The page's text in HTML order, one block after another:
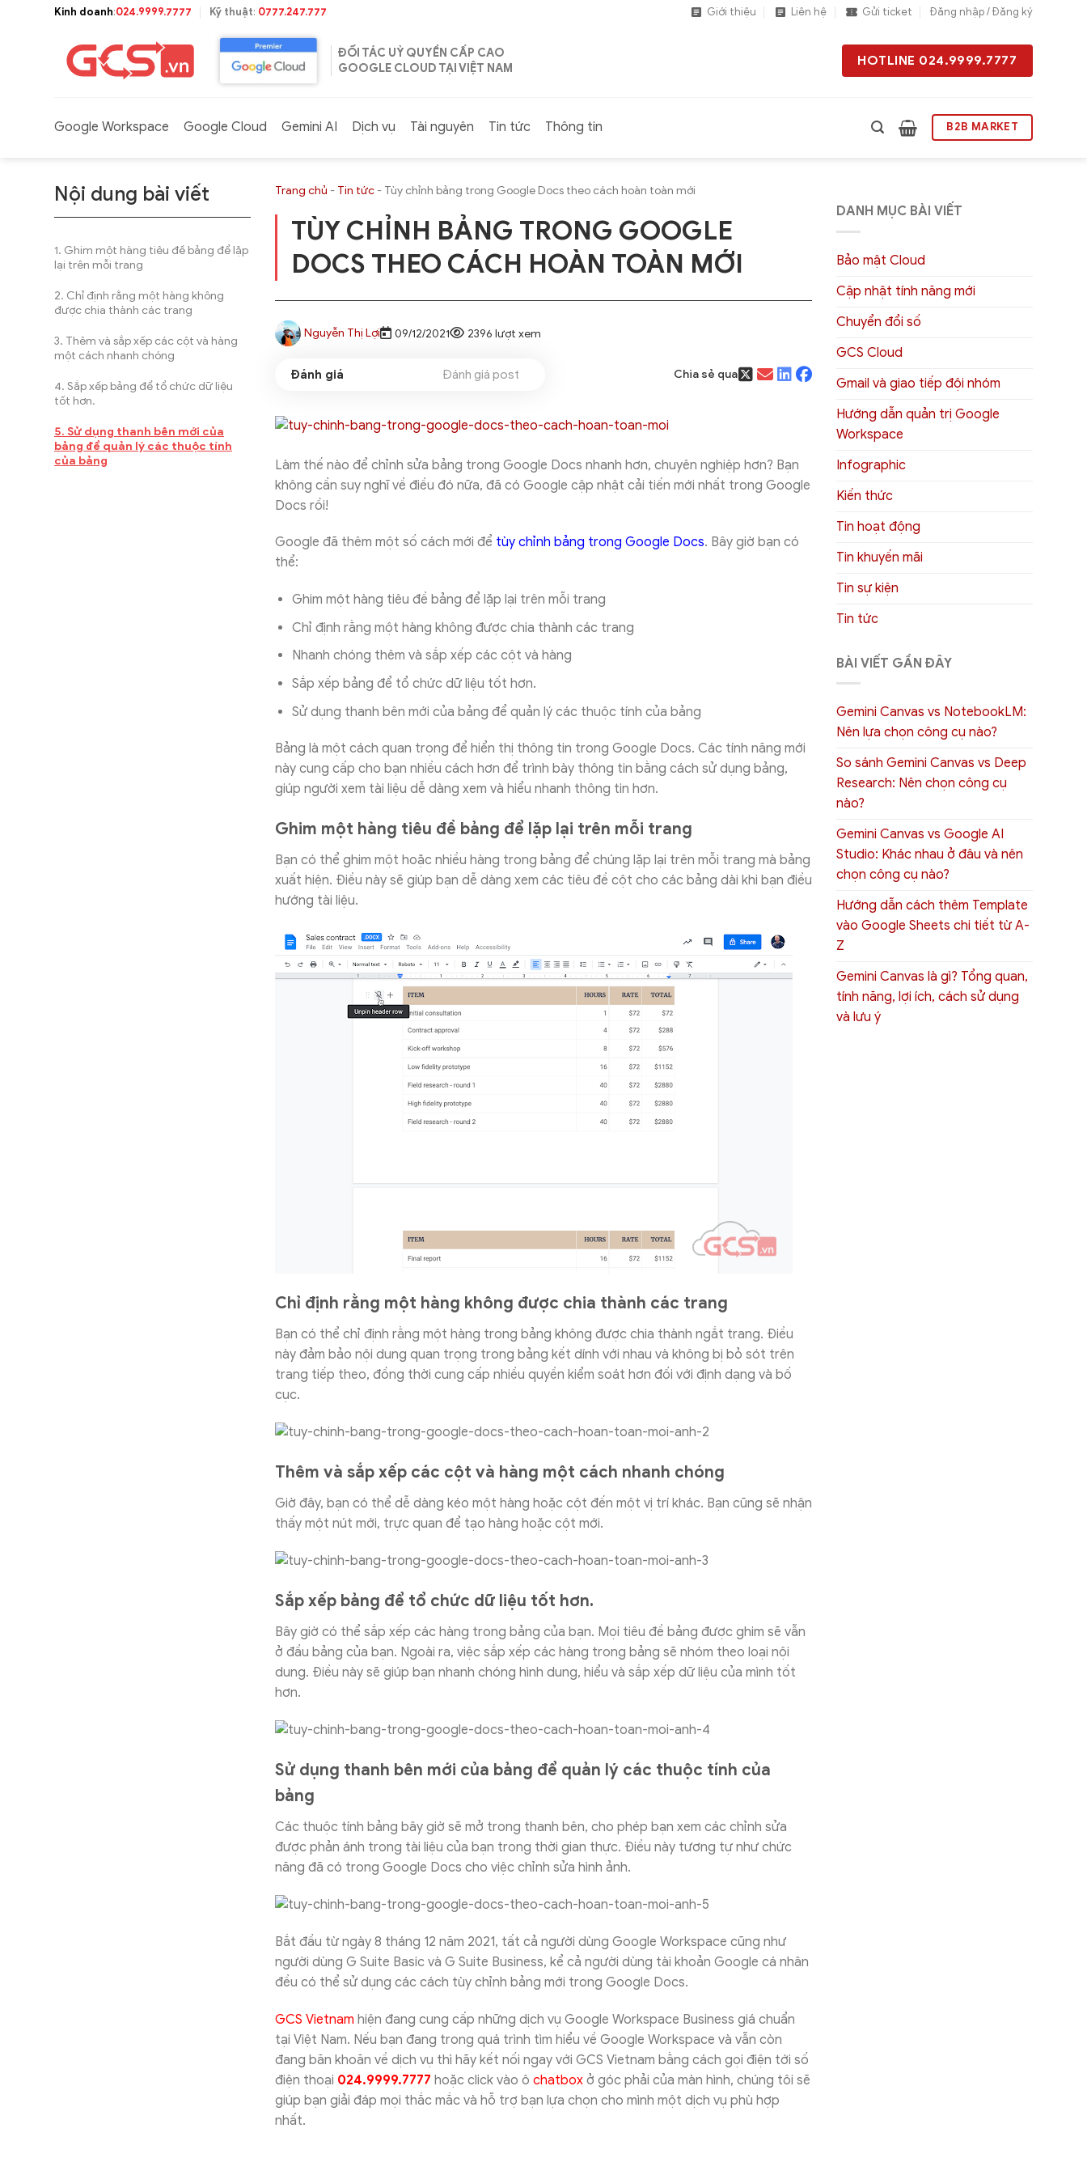
Kinh doanh:024.9999.7777 Kỹ thuật: 0777.247.777 Giới thiệu Liên hệ Gửi ticket Đăng nhập / Đăng ký
ĐỐI TÁC UỶ QUYỀN CẤP CAO
GOOGLE CLOUD TẠI VIỆT NAM
HOTLINE 024.9999.7777
Google Workspace Google Cloud Gemini AI Dịch vụ Tài nguyên Tin tức Thông tin B2B MARKET
Nội dung bài viết
Ghim một hàng tiêu đề bảng để lặp
lại trên mỗi trang
Chỉ định rằng một hàng không
được chia thành các trang
Thêm và sắp xếp các cột và hàng
một cách nhanh chóng
Sắp xếp bảng để tổ chức dữ liệu
tốt hơn.
Sử dụng thanh bên mới của
bảng để quản lý các thuộc tính
của bảng
Trang chủ - Tin tức- Tùy chỉnh bảng trong Google Docs theo cách hoàn toàn mới
TÙY CHỈNH BẢNG TRONG GOOGLE
DOCS THEO CÁCH HOÀN TOÀN MỚI
Nguyễn Thị Lợi 09/12/2021 2396 lượt xem
Đánh giá post Chia sẻ qua
Làm thế nào để chỉnh sửa bảng trong Google Docs nhanh hơn, chuyên nghiệp hơn? Bạn
không cần suy nghĩ về điều đó nữa, đã có Google cập nhật cải tiến mới nhất trong Google
Docs rồi!
Google đã thêm một số cách mới để tùy chỉnh bảng trong Google Docs. Bây giờ bạn có
thể:
Ghim một hàng tiêu đề bảng để lặp lại trên mỗi trang
Chỉ định rằng một hàng không được chia thành các trang
Nhanh chóng thêm và sắp xếp các cột và hàng
Sắp xếp bảng để tổ chức dữ liệu tốt hơn.
Sử dụng thanh bên mới của bảng để quản lý các thuộc tính của bảng
Bảng là một cách quan trọng để hiển thị thông tin trong Google Docs. Các tính năng mới
này cung cấp cho bạn nhiều cách hơn để trình bày thông tin bằng cách sử dụng bảng,
giúp người xem tài liệu dễ dàng xem và hiểu nhanh thông tin hơn.
Ghim một hàng tiêu đề bảng để lặp lại trên mỗi trang
Bạn có thể ghim một hoặc nhiều hàng trong bảng để chúng lặp lại trên mỗi trang mà bảng
xuất hiện. Điều này sẽ giúp bạn dễ dàng xem các tiêu đề cột cho các bảng dài khi bạn điều
hướng tài liệu.
Chỉ định rằng một hàng không được chia thành các trang
Bạn có thể chỉ định rằng một hàng trong bảng không được chia thành ngắt trang. Điều
này đảm bảo nội dung quan trọng trong bảng kết dính với nhau và không bị bỏ sót trên
trang tiếp theo, đồng thời cung cấp nhiều quyền kiểm soát hơn đối với định dạng và bố
cục.
Thêm và sắp xếp các cột và hàng một cách nhanh chóng
Giờ đây, bạn có thể dễ dàng kéo một hàng hoặc cột đến một vị trí khác. Bạn cũng sẽ nhận
thấy một nút mới, trực quan để tạo hàng hoặc cột mới.
Sắp xếp bảng để tổ chức dữ liệu tốt hơn.
Bây giờ có thể sắp xếp các hàng trong bảng của bạn. Mọi tiêu đề bảng được ghim sẽ vẫn
ở đầu bảng của bạn. Ngoài ra, việc sắp xếp các hàng trong bảng sẽ nhóm theo loại nội
dung. Điều này sẽ giúp bạn nhanh chóng hình dung, hiểu và sắp xếp dữ liệu của mình tốt
hơn.
Sử dụng thanh bên mới của bảng để quản lý các thuộc tính của
bảng
Các thuộc tính bảng bây giờ sẽ mở trong thanh bên, cho phép bạn xem các chỉnh sửa
được phản ánh trong tài liệu của bạn trong thời gian thực. Điều này tương tự như chức
năng đã có trong Google Docs cho việc chỉnh sửa hình ảnh.
Bắt đầu từ ngày 8 tháng 12 năm 2021, tất cả người dùng Google Workspace cũng như
người dùng G Suite Basic và G Suite Business, kể cả người dùng tài khoản Google cá nhân
đều có thể sử dụng các cách tùy chỉnh bảng mới trong Google Docs.
GCS Vietnam hiện đang cung cấp những dịch vụ Google Workspace Business giá chuẩn
tại Việt Nam. Nếu bạn đang trong quá trình tìm hiểu về Google Workspace và vẫn còn
đang băn khoăn về dịch vụ thì hãy kết nối ngay với GCS Vietnam bằng cách gọi điện tới số
điện thoại 024.9999.7777 hoặc click vào ô chatboxở góc phải của màn hình, chúng tôi sẽ
giúp bạn giải đáp mọi thắc mắc và hỗ trợ bạn lựa chọn cho mình một dịch vụ phù hợp
nhất.
DANH MỤC BÀI VIẾT
Bảo mật Cloud
Cập nhật tính năng mới
Chuyển đổi số
GCS Cloud
Gmail và giao tiếp đội nhóm
Hướng dẫn quản trị Google
Workspace
Infographic
Kiến thức
Tin hoạt động
Tin khuyến mãi
Tin sự kiện
Tin tức
BÀI VIẾT GẦN ĐÂY
Gemini Canvas vs NotebookLM:
Nên lựa chọn công cụ nào?
So sánh Gemini Canvas vs Deep
Research: Nên chọn công cụ
nào?
Gemini Canvas vs Google AI
Studio: Khác nhau ở đâu và nên
chọn công cụ nào?
Hướng dẫn cách thêm Template
vào Google Sheets chi tiết từ A-
Z
Gemini Canvas là gì? Tổng quan,
tính năng, lợi ích, cách sử dụng
và lưu ý